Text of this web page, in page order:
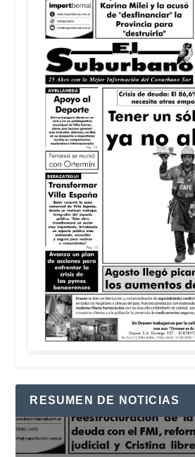
RESUMEN DE NOTICIAS
Reproductor
de
vídeo